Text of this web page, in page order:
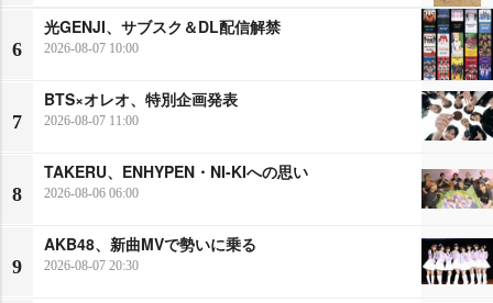
6
光GENJI、サブスク＆DL配信解禁
2026-08-07 10:00
7
BTS×オレオ、特別企画発表
2026-08-07 11:00
8
TAKERU、ENHYPEN・NI-KIへの思い
2026-08-06 06:00
9
AKB48、新曲MVで勢いに乗る
2026-08-07 20:30